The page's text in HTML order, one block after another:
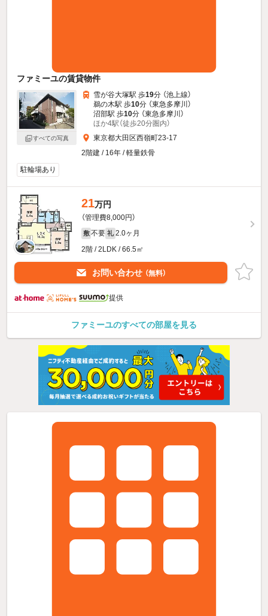
ファミーユの賃貸物件
すべての写真
雪が谷大塚駅 歩19分 （池上線）
鵜の木駅 歩10分 （東急多摩川）
沼部駅 歩10分 （東急多摩川）
ほか4駅（徒歩20分圏内）
東京都大田区西嶺町23-17
2階建 / 16年 / 軽量鉄骨
駐輪場あり
21万円
（管理費8,000円）
敷 不要 礼 2.0ヶ月
2階 / 2LDK / 66.5㎡
お問い合わせ （無料）
提供
ファミーユのすべての部屋を見る